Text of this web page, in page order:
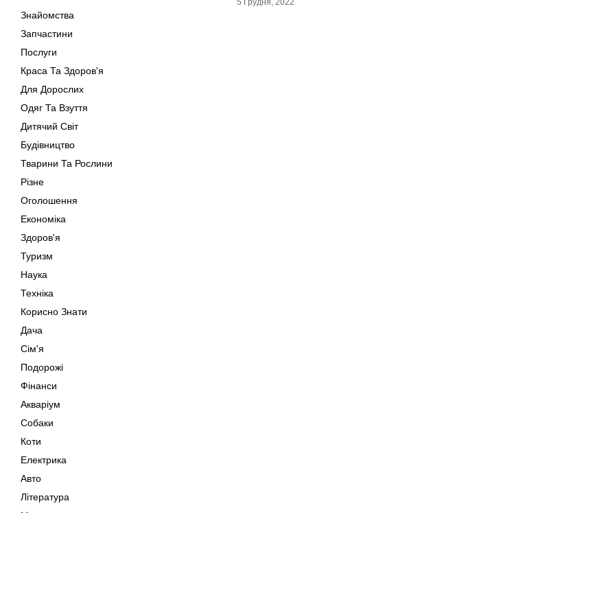
Знайомства
Запчастини
Послуги
Краса Та Здоров'я
Для Дорослих
Одяг Та Взуття
Дитячий Світ
Будівництво
Тварини Та Рослини
Різне
Оголошення
Економіка
Здоров'я
Туризм
Наука
Техніка
Корисно Знати
Дача
Сім'я
Подорожі
Фінанси
Акваріум
Собаки
Коти
Електрика
Авто
Література
Музика
5 Грудня, 2022